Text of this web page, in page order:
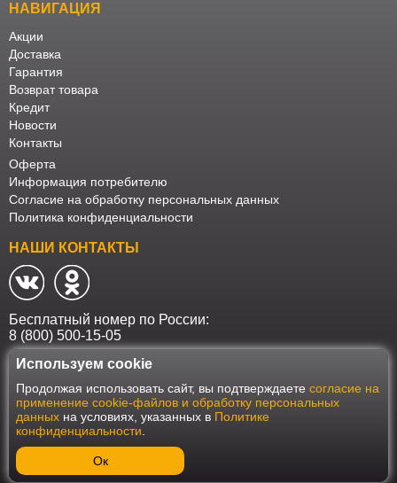
НАВИГАЦИЯ
Акции
Доставка
Гарантия
Возврат товара
Кредит
Новости
Контакты
Оферта
Информация потребителю
Согласие на обработку персональных данных
Политика конфиденциальности
НАШИ КОНТАКТЫ
Бесплатный номер по России:
8 (800) 500-15-05
Наш интернет-магазин работает в соответствии с требованиями
Федерального закона от 27 июля 2006 года №152-ФЗ "О персональных
данных". Оформить заказ на сайте Мебеласка возможно только при
наличии согласия на обработку Ваших персональных данных. Для
улучшения работы сайта и его взаимодействия с пользователями мы
используем файлы cookie. Продолжая пользоваться сайтом, вы
соглашаетесь с использованием cookie.
Используем cookie
Продолжая использовать сайт, вы подтверждаете согласие на
применение cookie-файлов и обработку персональных
данных на условиях, указанных в Политике
конфиденциальности
Ок